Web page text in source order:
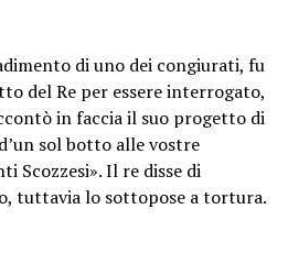
di uno dei congiurati, fu
del Re per essere interrogato,
in faccia il suo progetto di
sol botto alle vostre
Scozzesi». Il re disse di
tuttavia lo sottopose a tortura.